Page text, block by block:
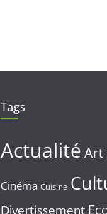
Tags
ActualitéArt
Cinéma Cuisine
Divertissement